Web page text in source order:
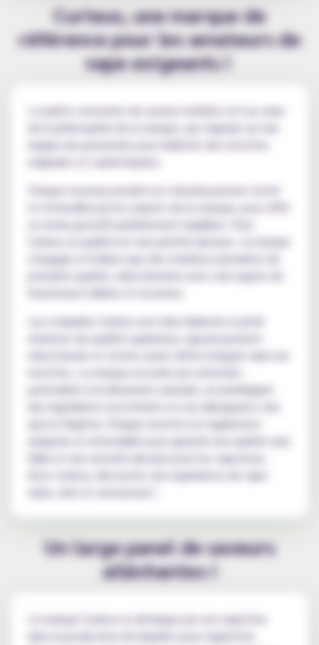
Curieux, une marque de
référence pour les amateurs de
vape exigeants !
La quête constante de saveurs inédites est au cœur
de la philosophie de la marque, qui s'appuie sur une
équipe de passionnés pour élaborer des recettes
Chaque nouveau produit est minutieusement testé
et retravaillé par les experts de la marque, pour offrir
un rendu gustatif parfaitement équilibré. Chez
Curieux, la qualité est une priorité absolue : la marque
s'engage à n'utiliser que des matières premières de
première qualité, sélectionnées avec soin auprès de
Les e-liquides Curieux sont ainsi élaborés à partir
d'arômes de qualité supérieure, rigoureusement
sélectionnés et testés avant d'être intégrés dans les
recettes. La marque accorde une attention
particulière à la dimension sanitaire, en privilégiant
des ingrédients non irritants et non allergisants tels
que le Végétol. Chaque recette est également
analysée et retravaillée pour garantir une qualité sans
faille et une sécurité absolue pour les vapoteurs.
Avec Curieux, découvrez une expérience de vape
Un large panel de saveurs
alléchantes !
La marque Curieux se distingue par son expertise
dans la production d'e-liquides pour cigarettes